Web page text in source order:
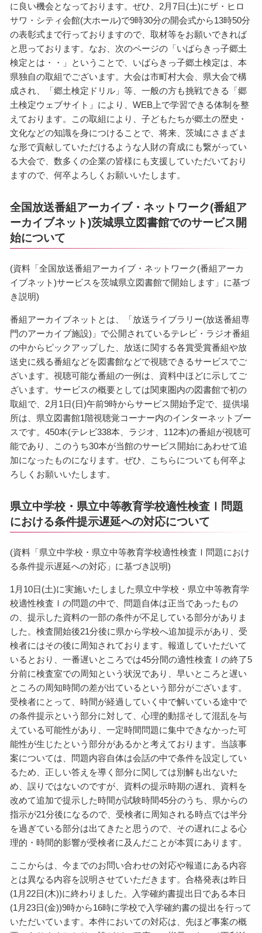
に良い機会となっております。ぜひ、2月7日(土)にザ・ヒロ
サワ・シティ会館(大ホール)で9時30分の開会式から13時50分
の表彰式まで行っておりますので、取材等をお願いできれば
と思っております。なお、次のページの「いばらきっ子郷土
検定とは・・」ということで、いばらきっ子郷土検定は、本
県独自の取組でございます。大会は市町村大会、県大会で構
成され、「郷土検定ドリル」等、一般の方も挑戦できる「郷
土検定ウェブサイト」により、WEB上で学習できる体制を整
えております。この取組により、子どもたちが郷土の歴史・
文化などの知識を身につけることで、将来、茨城にさまざま
な形で貢献していただけるような人財の育成にも繋がってい
る大会で、数多くの企業の皆様にも支援していただいており
ますので、何卒よろしくお願いいたします。
全国放送番組アーカイブ・ネットワーク(番組ア
ーカイブネット)茨城県立図書館でのサービス開
始について
(資料「全国放送番組アーカイブ・ネットワーク(番組アーカ
イブネット)サービスを茨城県立図書館で開始します」に基づ
き説明)
番組アーカイブネットとは、「放送ライブラリー(放送番組専
門のアーカイブ施設)」で公開されているテレビ・ラジオ番組
の中からピックアップした、放送に関する各賞受賞番組や放
送史に残る番組などを図書館などで視聴できるサービスでご
ざいます。視聴可能な番組の一例は、資料中ほどに示してご
ざいます。サービスの概要としては関東圏内の図書館で初の
取組で、2月1日(日)午前9時からサービス開始予定で、提供場
所は、県立図書館1階視聴覚コーナー内のインターネットブー
スです。450本(テレビ338本、ラジオ、112本)の番組が視聴可
能であり、このうち30本が当館のサービス開始にあわせて追
加になったものになります。ぜひ、こちらについても何卒よ
ろしくお願いいたします。
県立中学校・県立中等教育学校適性検査Ⅰ問題
における条件提示遅延への対応について
(資料「県立中学校・県立中等教育学校適性検査Ⅰ問題におけ
る条件提示遅延への対応」に基づき説明)
1月10日(土)に実施いたしました県立中学校・県立中等教育学
校適性検査Ⅰの問題の中で、問題自体は正当であったもの
の、提示した資料の一部の条件が不足している部分がありま
した。検査開始後21分後に県から学校へ追加提示があり、受
検者にはその後に周知されております。報道していただいて
いるとおり、一番遅いところでは45分間の適性検査Ⅰの終了5
分前に検査室での周知という状況であり、早いところと遅い
ところの周知時間の差が出ているという部分がございます。
受検者にとって、時間が経過していく中で解いている途中で
の条件提示という部分に対して、心理的動揺そして混乱を与
えている可能性があり、一定時間問題に集中できなかった可
能性が生じたという部分があるかと考えております。当該事
案については、問題内容自体は会話の中で条件を設定してい
るため、正しい答えを導く部分に関しては別解も出ないた
め、誤りではないのですが、資料の提示時期の遅れ、資料を
改めて追加で提示した時間が試験時間45分のうち、県からの
指示が21分後になるので、受検者に周知される時点では半分
を過ぎている部分は出てきたと思うので、その遅れによる心
理的・時間的影響が受検者に及んだことが本質にあります。
ここからは、今までのお問い合わせの対応や報道にある内容
とは異なる内容を説明させていただきます。合格発表は昨日
(1月22日(木))に終わりました。入学確約書提出日である本日
(1月23日(金))9時から16時に学校で入学確約書の提出を行って
いただいています。本件においての対応は、先ほど事案の概